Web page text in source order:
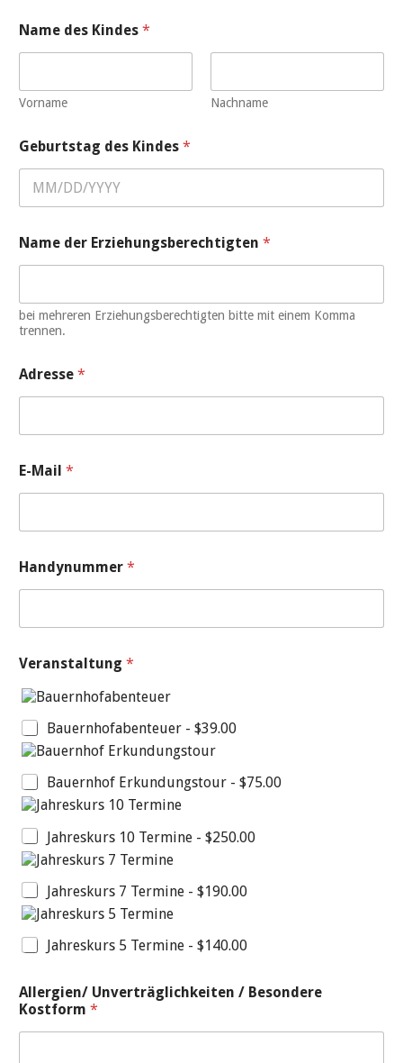
Name des Kindes *
Vorname Nachname
Geburtstag des Kindes *
Name der Erziehungsberechtigten *
bei mehreren Erziehungsberechtigten bitte mit einem Komma
trennen.
Adresse *
E-Mail *
Handynummer *
Veranstaltung *
Bauernhofabenteuer - $39.00
Bauernhof Erkundungstour - $75.00
Jahreskurs 10 Termine - $250.00
Jahreskurs 7 Termine - $190.00
Jahreskurs 5 Termine - $140.00
Allergien/ Unverträglichkeiten / Besondere
Kostform *